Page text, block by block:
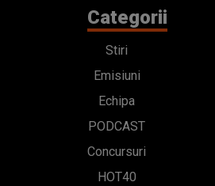
Categorii
Stiri
Emisiuni
Echipa
PODCAST
Concursuri
HOT40